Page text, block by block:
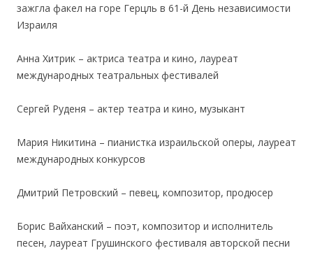
зажгла факел на горе Герцль в 61-й День независимости
Израиля
Анна Хитрик – актриса театра и кино, лауреат
международных театральных фестивалей
Сергей Руденя – актер театра и кино, музыкант
Мария Никитина – пианистка израильской оперы, лауреат
международных конкурсов
Дмитрий Петровский – певец, композитор, продюсер
Борис Вайханский – поэт, композитор и исполнитель
песен, лауреат Грушинского фестиваля авторской песни